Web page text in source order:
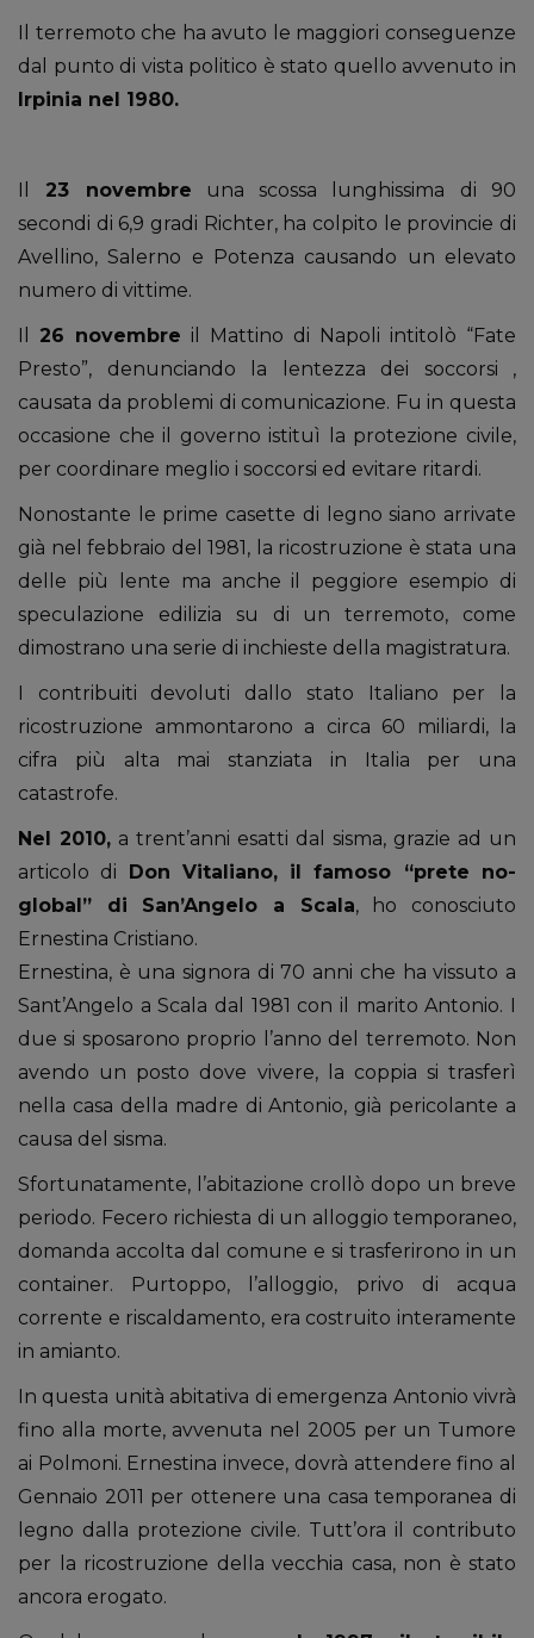
Il terremoto che ha avuto le maggiori conseguenze
dal punto di vista politico è stato quello avvenuto in
Irpinia nel 1980.
Il 23 novembre una scossa lunghissima di 90
secondi di 6,9 gradi Richter, ha colpito le provincie di
Avellino, Salerno e Potenza causando un elevato
numero di vittime.
Il 26 novembre il Mattino di Napoli intitolò “Fate
Presto”, denunciando la lentezza dei soccorsi ,
causata da problemi di comunicazione. Fu in questa
occasione che il governo istituì la protezione civile,
per coordinare meglio i soccorsi ed evitare ritardi.
Nonostante le prime casette di legno siano arrivate
già nel febbraio del 1981, la ricostruzione è stata una
delle più lente ma anche il peggiore esempio di
speculazione edilizia su di un terremoto, come
dimostrano una serie di inchieste della magistratura.
I contribuiti devoluti dallo stato Italiano per la
ricostruzione ammontarono a circa 60 miliardi, la
cifra più alta mai stanziata in Italia per una
catastrofe.
Nel 2010, a trent’anni esatti dal sisma, grazie ad un
articolo di Don Vitaliano, il famoso “prete no-
global” di San’Angelo a Scala, ho conosciuto
Ernestina Cristiano.
Ernestina, è una signora di 70 anni che ha vissuto a
Sant’Angelo a Scala dal 1981 con il marito Antonio. I
due si sposarono proprio l’anno del terremoto. Non
avendo un posto dove vivere, la coppia si trasferì
nella casa della madre di Antonio, già pericolante a
causa del sisma.
Sfortunatamente, l’abitazione crollò dopo un breve
periodo. Fecero richiesta di un alloggio temporaneo,
domanda accolta dal comune e si trasferirono in un
container. Purtoppo, l’alloggio, privo di acqua
corrente e riscaldamento, era costruito interamente
in amianto.
In questa unità abitativa di emergenza Antonio vivrà
fino alla morte, avvenuta nel 2005 per un Tumore
ai Polmoni. Ernestina invece, dovrà attendere fino al
Gennaio 2011 per ottenere una casa temporanea di
legno dalla protezione civile. Tutt’ora il contributo
per la ricostruzione della vecchia casa, non è stato
ancora erogato.